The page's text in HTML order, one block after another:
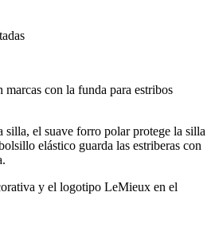
con la funda para estribos
silla, el suave forro polar protege la silla
elástico guarda las estriberas con
y el logotipo LeMieux en el